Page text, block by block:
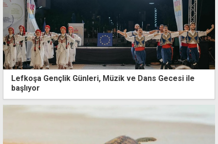
Lefkoşa Gençlik Günleri, Müzik ve Dans Gecesi ile
başlıyor